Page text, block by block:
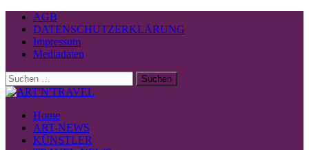
AGB
DATENSCHUTZERKLÄRUNG
Impressum
Mediadaten
Suchen
nach:
Home
ART-NEWS
KÜNSTLER